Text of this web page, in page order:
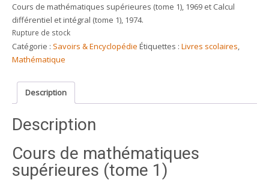
Cours de mathématiques supérieures (tome 1), 1969 et Calcul
différentiel et intégral (tome 1), 1974.
Rupture de stock
Catégorie : Savoirs & Encyclopédie Étiquettes : Livres scolaires,
Mathématique
Description
Description
Cours de mathématiques
supérieures (tome 1)